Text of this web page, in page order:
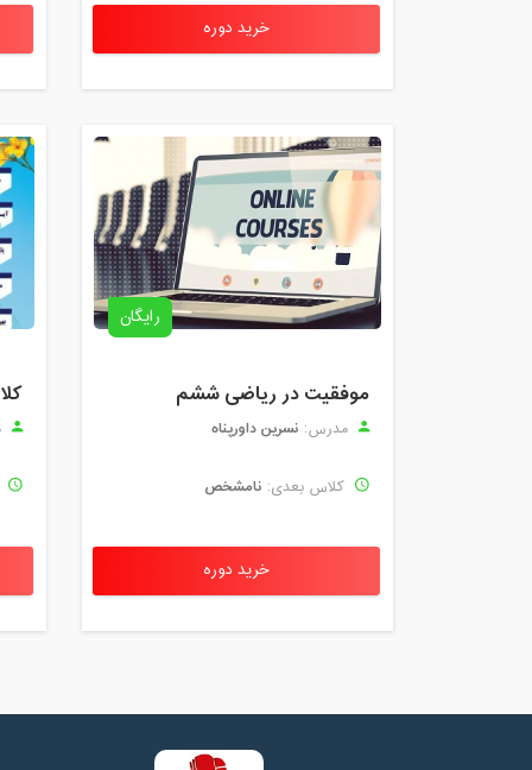
خرید دوره
رایگان
موفقیت در ریاضی ششم
مدرس: نسرین داورپناه
کلاس بعدی: نامشخص
خرید دوره